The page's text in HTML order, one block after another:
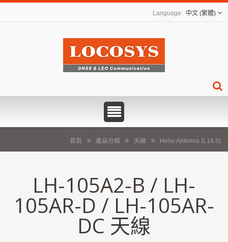
中文 (繁體)
首頁 產品分類 天線 Helix-Antenna (L1/L5)
LH-105A2-B / LH-
105AR-D / LH-105AR-
DC 天線